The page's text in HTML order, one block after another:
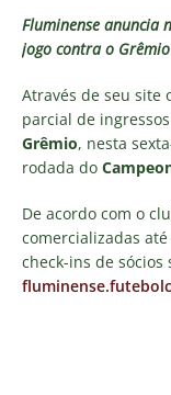
Fluminense anuncia
jogo contra o Grêmio
Através de seu site
parcial de
Grêmio, nesta
rodada do
De acordo com o
comercializadas
check-ins de sócios